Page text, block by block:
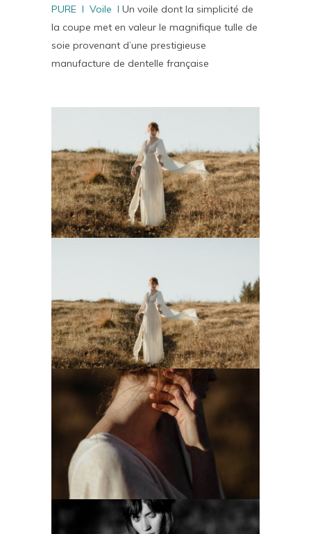
PURE I Voile I Un voile dont la simplicité de
la coupe met en valeur le magnifique tulle de
soie provenant d’une prestigieuse
manufacture de dentelle française